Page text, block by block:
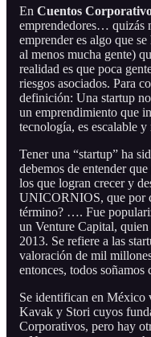
En Cuentos
emprendedores… quizás
emprender es algo que
al menos mucha gente)
realidad es que poca
riesgos asociados. Para
definición: Una startup
un emprendimiento que
tecnología, es escalable y
Tener una “startup” ha
debemos de entender
los que logran crecer y
UNICORNIOS, que por
término? …. Fue
un Venture Capital,
2013. Se refiere a las
valoración de mil
entonces, todos
Se identifican en
Kavak y Stori cuyos
Corporativos, pero hay